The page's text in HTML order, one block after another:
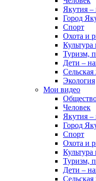
Якутия –
Город
Спорт
Охота и
Культура
Туризм,
Дети –
Экология
Мои видео
Человек
Якутия –
Город
Спорт
Охота и
Культура
Туризм,
Дети –